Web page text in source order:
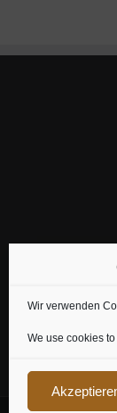
Wir verwenden
We use cookies